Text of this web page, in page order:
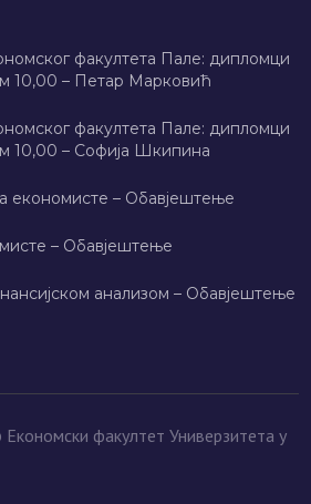
факултета Пале: дипломци
10,00 – Петар Марковић
факултета Пале: дипломци
10,00 – Софија Шкипина
економисте – Обавјештење
– Обавјештење
анализом – Обавјештење
факултет Универзитета у